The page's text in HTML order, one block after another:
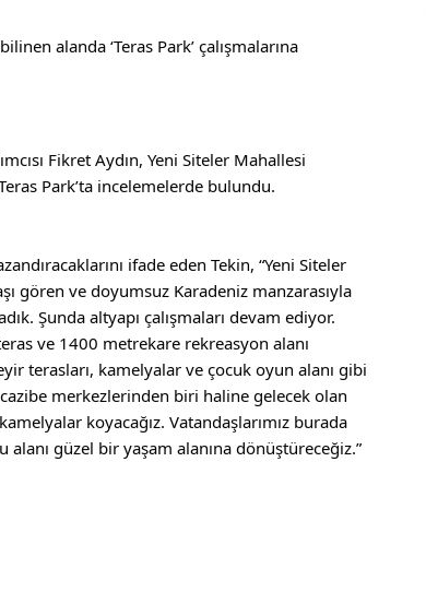
alanda ‘Teras Park’ çalışmalarına
Fikret Aydın, Yeni Siteler Mahallesi
Park’ta incelemelerde bulundu.
ifade eden Tekin, “Yeni Siteler
gören ve doyumsuz Karadeniz manzarasıyla
Şunda altyapı çalışmaları devam ediyor.
ve 1400 metrekare rekreasyon alanı
terasları, kamelyalar ve çocuk oyun alanı gibi
merkezlerinden biri haline gelecek olan
koyacağız. Vatandaşlarımız burada
güzel bir yaşam alanına dönüştüreceğiz.”